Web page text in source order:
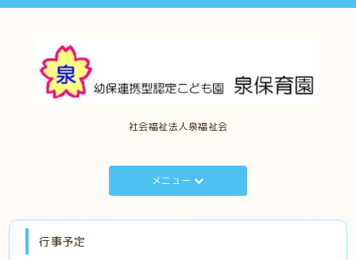
社会福祉法人泉福祉会
メニュー
行事予定